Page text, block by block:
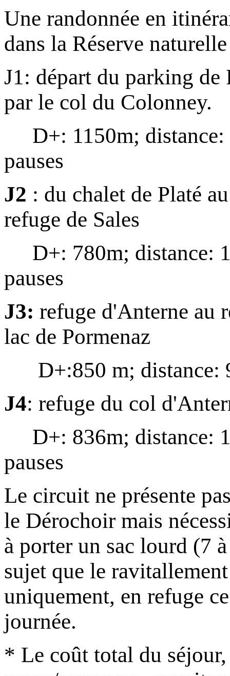
Une randonnée en
dans la Réserve
J1: départ du parking de
par le col du Colonney.
D+: 1150m; distance:
pauses
J2 : du chalet de Platé
refuge de Sales
D+: 780m; distance:
pauses
J3: refuge d'Anterne au
lac de Pormenaz
D+:850 m; distance:
J4: refuge du col
D+: 836m; distance:
pauses
Le circuit ne présente
le Dérochoir mais
à porter un sac lourd (7
sujet que le
uniquement, en refuge
journée.
* Le coût total du